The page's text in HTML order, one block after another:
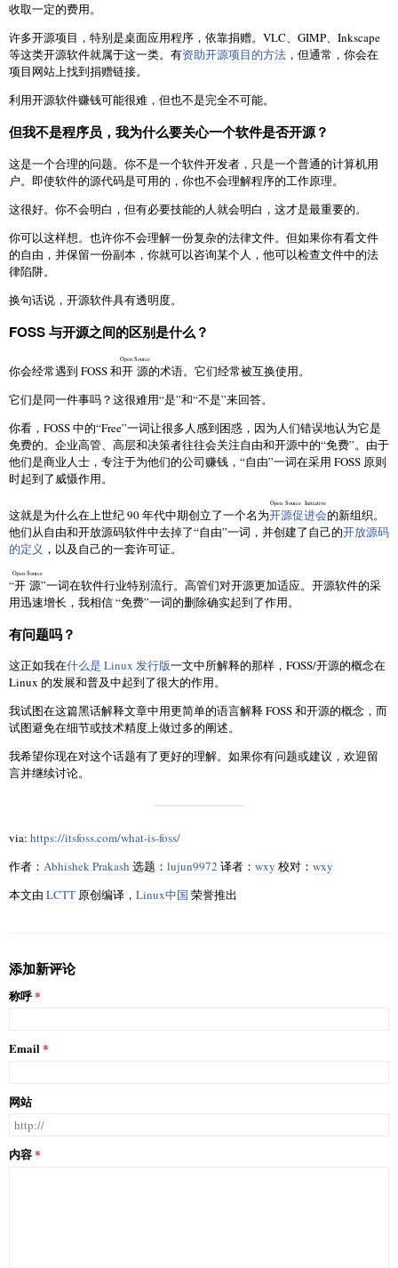
收取一定的费用。
许多开源项目，特别是桌面应用程序，依靠捐赠。VLC、GIMP、Inkscape
等这类开源软件就属于这一类。有资助开源项目的方法 ，但通常，你会在
项目网站上找到捐赠链接。
利用开源软件赚钱可能很难，但也不是完全不可能。
但我不是程序员，我为什么要关心一个软件是否开源？
这是一个合理的问题。你不是一个软件开发者，只是一个普通的计算机用
户。即使软件的源代码是可用的，你也不会理解程序的工作原理。
这很好。你不会明白，但有必要技能的人就会明白，这才是最重要的。
你可以这样想。也许你不会理解一份复杂的法律文件。但如果你有看文件
的自由，并保留一份副本，你就可以咨询某个人，他可以检查文件中的法
律陷阱。
换句话说，开源软件具有透明度。
FOSS 与开源之间的区别是什么？
你会经常遇到 FOSS 和开源
Open Source
的术语。它们经常被互换使用。
它们是同一件事吗？这很难用“是”和“不是”来回答。
你看，FOSS 中的“Free”一词让很多人感到困惑，因为人们错误地认为它是
免费的。企业高管、高层和决策者往往会关注自由和开源中的“免费”。由于
他们是商业人士，专注于为他们的公司赚钱，“自由”一词在采用 FOSS 原则
时起到了威慑作用。
这就是为什么在上世纪 90 年代中期创立了一个名为开源促进会
Open Source Initiative
的新组织。
他们从自由和开放源码软件中去掉了“自由”一词，并创建了自己的开放源码
的定义 ，以及自己的一套许可证。
“开源
Open Source
”一词在软件行业特别流行。高管们对开源更加适应。开源软件的采
用迅速增长，我相信 “免费”一词的删除确实起到了作用。
有问题吗？
这正如我在什么是 Linux 发行版一文中所解释的那样，FOSS/开源的概念在
Linux 的发展和普及中起到了很大的作用。
我试图在这篇黑话解释文章中用更简单的语言解释 FOSS 和开源的概念，而
试图避免在细节或技术精度上做过多的阐述。
我希望你现在对这个话题有了更好的理解。如果你有问题或建议，欢迎留
言并继续讨论。
via: https://itsfoss.com/what-is-foss/
作者： Abhishek Prakash 选题： lujun9972 译者： wxy 校对： wxy
本文由 LCTT 原创编译， Linux中国 荣誉推出
添加新评论
称呼
Email
网站
内容